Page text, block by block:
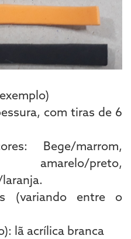
com tiras de 6
Bege/marrom,
amarelo/preto,
(variando entre o
lã acrílica branca